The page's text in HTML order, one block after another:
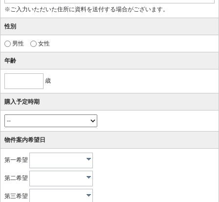
※ご入力いただいた住所に資料を送付する場合がございます。
性別
男性 女性
年齢
歳
購入予定時期
物件案内希望日
第一希望
第二希望
第三希望